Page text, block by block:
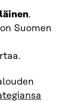
.
Suomen